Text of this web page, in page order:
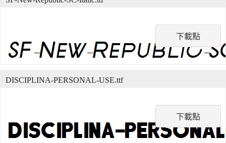
下載點
下載點
DISCIPLINA-PERSONAL-USE.ttf